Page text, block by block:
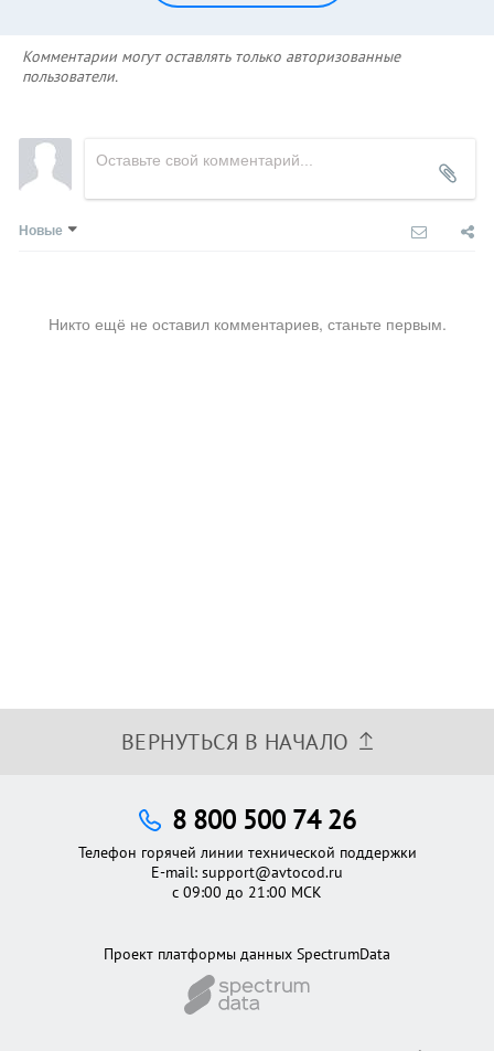
Комментарии могут оставлять только авторизованные
пользователи.
Новые
Никто ещё не оставил комментариев, станьте первым.
ВЕРНУТЬСЯ В НАЧАЛО
Проект платформы данных SpectrumData
8 800 500 74 26
Телефон горячей линии технической поддержки
E-mail: support@avtocod.ru
с 09:00 до 21:00 МСК